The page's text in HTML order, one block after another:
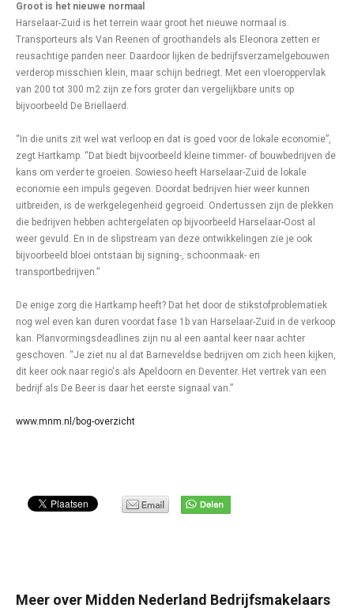
Groot is het nieuwe normaal
Harselaar-Zuid is het terrein waar groot het nieuwe normaal is.
Transporteurs als Van Reenen of groothandels als Eleonora zetten er
reusachtige panden neer. Daardoor lijken de bedrijfsverzamelgebouwen
verderop misschien klein, maar schijn bedriegt. Met een vloeroppervlak
van 200 tot 300 m2 zijn ze fors groter dan vergelijkbare units op
bijvoorbeeld De Briellaerd.
“In die units zit wel wat verloop en dat is goed voor de lokale economie”,
zegt Hartkamp. “Dat biedt bijvoorbeeld kleine timmer- of bouwbedrijven de
kans om verder te groeien. Sowieso heeft Harselaar-Zuid de lokale
economie een impuls gegeven. Doordat bedrijven hier weer kunnen
uitbreiden, is de werkgelegenheid gegroeid. Ondertussen zijn de plekken
die bedrijven hebben achtergelaten op bijvoorbeeld Harselaar-Oost al
weer gevuld. En in de slipstream van deze ontwikkelingen zie je ook
bijvoorbeeld bloei ontstaan bij signing-, schoonmaak- en
transportbedrijven.”
De enige zorg die Hartkamp heeft? Dat het door de stikstofproblematiek
nog wel even kan duren voordat fase 1b van Harselaar-Zuid in de verkoop
kan. Planvormingsdeadlines zijn nu al een aantal keer naar achter
geschoven. “Je ziet nu al dat Barneveldse bedrijven om zich heen kijken,
dit keer ook naar regio's als Apeldoorn en Deventer. Het vertrek van een
bedrijf als De Beer is daar het eerste signaal van.”
www.mnm.nl/bog-overzicht
Meer over Midden Nederland Bedrijfsmakelaars